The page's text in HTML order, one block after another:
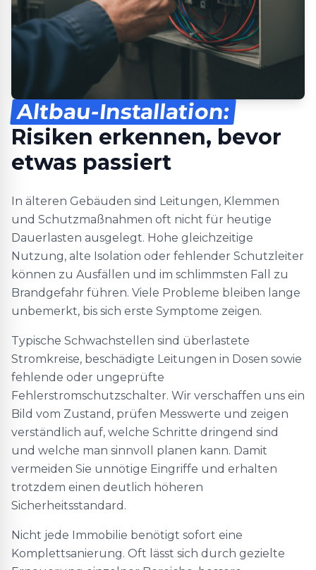
Altbau-Installation:
Risiken erkennen, bevor
etwas passiert
In älteren Gebäuden sind Leitungen, Klemmen
und Schutzmaßnahmen oft nicht für heutige
Dauerlasten ausgelegt. Hohe gleichzeitige
Nutzung, alte Isolation oder fehlender Schutzleiter
können zu Ausfällen und im schlimmsten Fall zu
Brandgefahr führen. Viele Probleme bleiben lange
unbemerkt, bis sich erste Symptome zeigen.
Typische Schwachstellen sind überlastete
Stromkreise, beschädigte Leitungen in Dosen sowie
fehlende oder ungeprüfte
Fehlerstromschutzschalter. Wir verschaffen uns ein
Bild vom Zustand, prüfen Messwerte und zeigen
verständlich auf, welche Schritte dringend sind
und welche man sinnvoll planen kann. Damit
vermeiden Sie unnötige Eingriffe und erhalten
trotzdem einen deutlich höheren
Sicherheitsstandard.
Nicht jede Immobilie benötigt sofort eine
Komplettsanierung. Oft lässt sich durch gezielte